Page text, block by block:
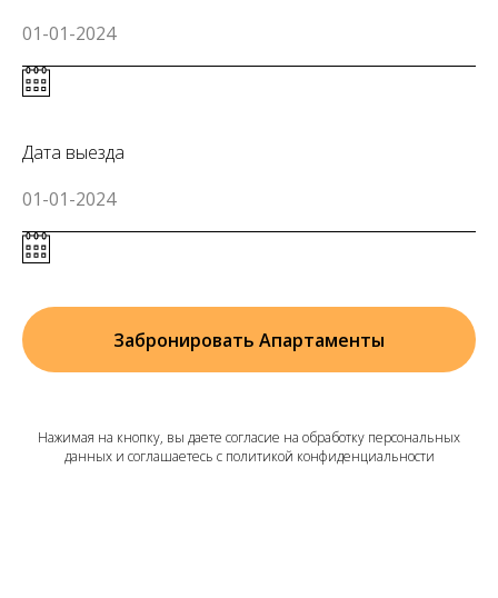
Дата выезда
Забронировать Апартаменты
Нажимая на кнопку, вы даете согласие на обработку персональных
данных и соглашаетесь c политикой конфиденциальности